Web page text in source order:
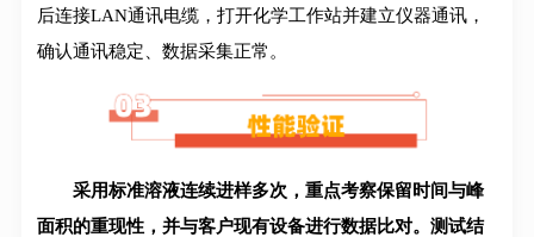
后连接LAN通讯电缆，打开化学工作站并建立仪器通讯，
确认通讯稳定、数据采集正常。
采用标准溶液连续进样多次，重点考察保留时间与峰
面积的重现性，并与客户现有设备进行数据比对。测试结